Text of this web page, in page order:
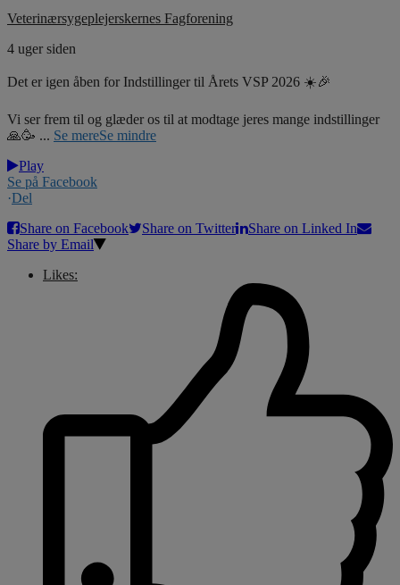
Veterinærsygeplejerskernes Fagforening
4 uger siden
Det er igen åben for Indstillinger til Årets VSP 2026 ☀️🎉
Vi ser frem til og glæder os til at modtage jeres mange indstillinger
🙏🥳 ... Se mereSe mindre
Play
Se på Facebook
·Del
Share on Facebook
Share on Twitter
Share on Linked In
Share by Email
Likes: